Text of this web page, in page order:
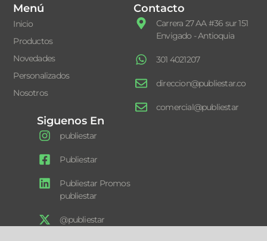
Menú
Inicio
Productos
Novedades
Personalizados
Nosotros
Contacto
Carrera 27 AA #36 sur 151
Envigado - Antioquia
301 4021207
direccion@publiestar.co
comercial@publiestar
Siguenos En
publiestar
Publiestar
Publiestar Promos
publiestar
@publiestar